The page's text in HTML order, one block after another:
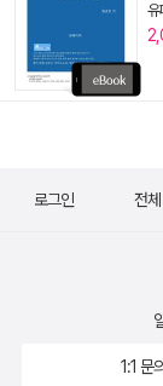
유
로그인 전
1:1 문의